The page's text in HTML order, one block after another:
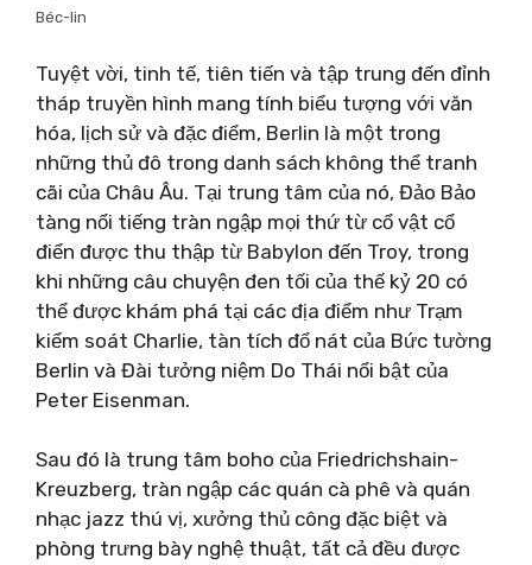
Béc-lin
Tuyệt vời, tinh tế, tiên tiến và tập trung đến đỉnh
tháp truyền hình mang tính biểu tượng với văn
hóa, lịch sử và đặc điểm, Berlin là một trong
những thủ đô trong danh sách không thể tranh
cãi của Châu Âu. Tại trung tâm của nó, Đảo Bảo
tàng nổi tiếng tràn ngập mọi thứ từ cổ vật cổ
điển được thu thập từ Babylon đến Troy, trong
khi những câu chuyện đen tối của thế kỷ 20 có
thể được khám phá tại các địa điểm như Trạm
kiểm soát Charlie, tàn tích đổ nát của Bức tường
Berlin và Đài tưởng niệm Do Thái nổi bật của
Peter Eisenman.
Sau đó là trung tâm boho của Friedrichshain-
Kreuzberg, tràn ngập các quán cà phê và quán
nhạc jazz thú vị, xưởng thủ công đặc biệt và
phòng trưng bày nghệ thuật, tất cả đều được